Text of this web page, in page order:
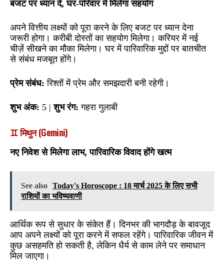
बजट पर ध्यान दें, घर-परिवार में मिलेगा सहयोग
अपने वित्तीय लक्ष्यों को पूरा करने के लिए बजट पर ध्यान देना
जरूरी होगा। करीबी दोस्तों का सहयोग मिलेगा। करियर में नई
चीज़ें सीखने का मौका मिलेगा। घर में पारिवारिक मुद्दों पर बातचीत
से संबंध मजबूत होंगे।
प्रेम संबंध: रिश्तों में प्रेम और समझदारी बनी रहेगी।
शुभ अंक: 5 |शुभ रंग: गहरा गुलाबी
♊ मिथुन (Gemini)
नए निवेश से मिलेगा लाभ, पारिवारिक विवाद होंगे खत्म
See also Today's Horoscope : 18 मार्च 2025 के लिए सभी
राशियों का भविष्यवाणी
आर्थिक रूप से सुधार के संकेत हैं। दिनभर की भागदौड़ के बावजूद
आप अपने लक्ष्यों को पूरा करने में सफल रहेंगे। पारिवारिक जीवन में
कुछ असहमति हो सकती है, लेकिन धैर्य से काम लेने पर समाधान
मिल जाएगा।